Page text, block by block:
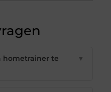
hometrainer te
▼